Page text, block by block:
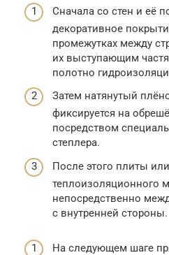
Сначала со стен и её
декоративное
промежутках между
их выступающим
полотно
Затем натянутый
фиксируется на
посредством
степлера.
После этого плиты
теплоизоляционного
непосредственно
с внутренней стороны.
На следующем шаге